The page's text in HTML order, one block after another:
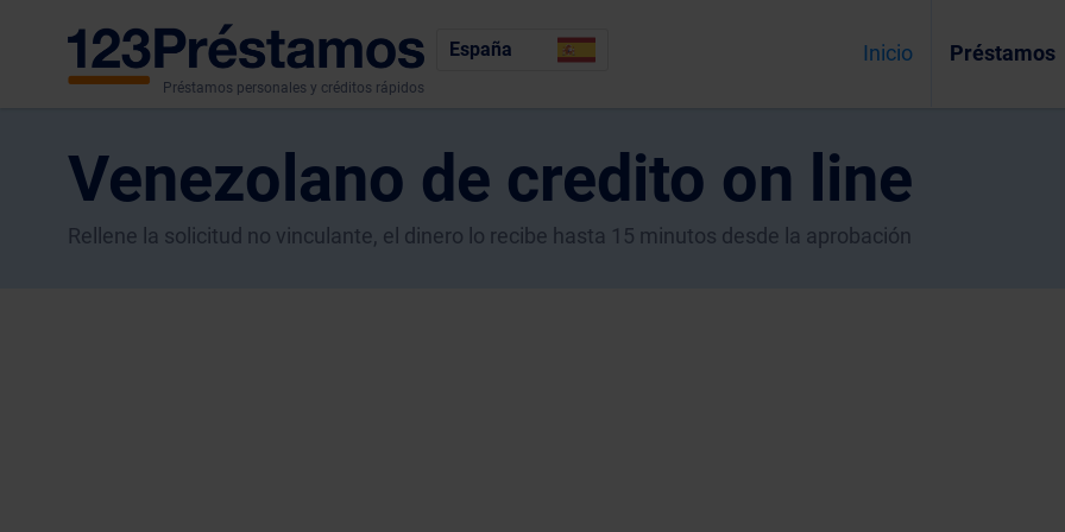
Préstamos personales y créditos rápidos
España Inicio Préstamos
Venezolano de credito on line
Rellene la solicitud no vinculante, el dinero lo recibe hasta 15 minutos desde la aprobación